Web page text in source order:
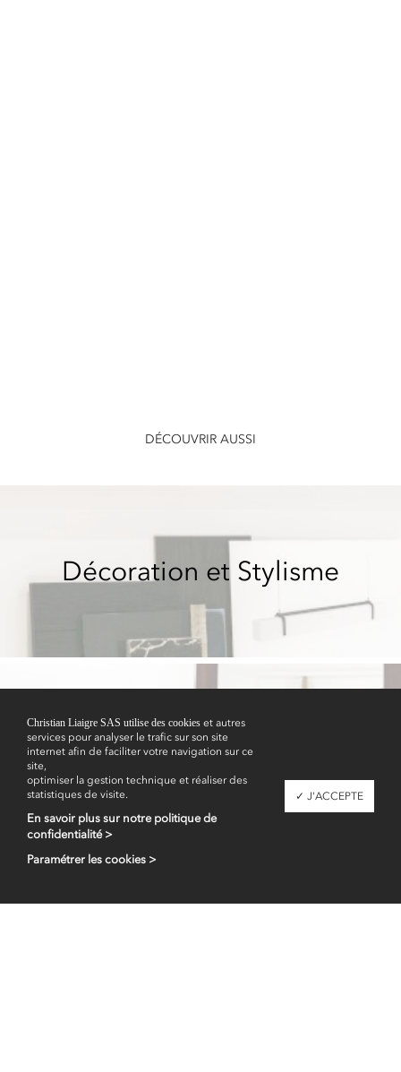
DÉCOUVRIR AUSSI
Décoration et Stylisme
Showrooms
✓ J'ACCEPTE
Christian Liaigre SAS utilise des cookies et autres
services pour analyser le trafic sur son site
internet afin de faciliter votre navigation sur ce
site,
optimiser la gestion technique et réaliser des
statistiques de visite.
Paramétrer les cookies >
En savoir plus sur notre politique de
confidentialité >